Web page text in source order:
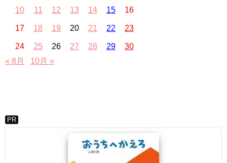
10 11 12 13 14 15 16
17 18 19 20 21 22 23
24 25 26 27 28 29
30
« 8月
10月 »
PR